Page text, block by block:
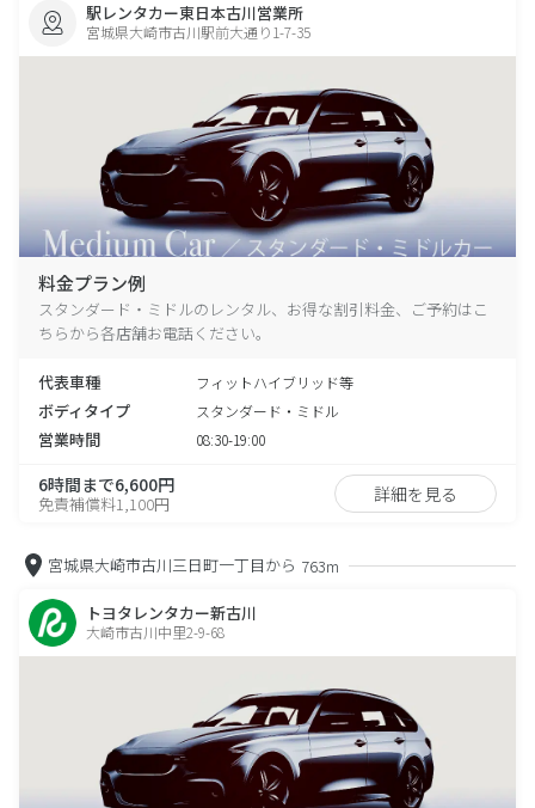
駅レンタカー東日本古川営業所
宮城県大崎市古川駅前大通り1-7-35
料金プラン例
スタンダード・ミドルのレンタル、お得な割引料金、ご予約はこ
ちらから各店舗お電話ください。
代表車種 フィットハイブリッド等
ボディタイプ スタンダード・ミドル
営業時間 08:30-19:00
6時間まで6,600円
免責補償料1,100円 詳細を見る
宮城県大崎市古川三日町一丁目から 763m
トヨタレンタカー新古川
大崎市古川中里2-9-68